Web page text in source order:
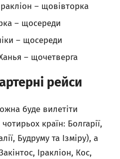
– щовівторка
– щосереди
– щосереди
– щочетверга
рейси
буде вилетіти
країн: Болгарії,
Будруму та Ізміру), а
Іракліон, Кос,